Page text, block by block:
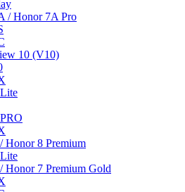
/ Honor 7A Pro
10 (V10)
Honor 8 Premium
Honor 7 Premium Gold